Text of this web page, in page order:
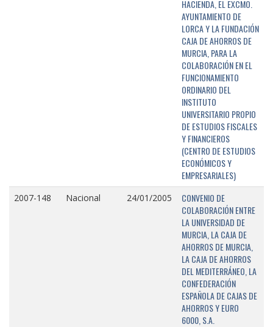
HACIENDA, EL EXCMO.
AYUNTAMIENTO DE
LORCA Y LA FUNDACIÓN
CAJA DE AHORROS DE
MURCIA, PARA LA
COLABORACIÓN EN EL
FUNCIONAMIENTO
ORDINARIO DEL
INSTITUTO
UNIVERSITARIO PROPIO
DE ESTUDIOS FISCALES
Y FINANCIEROS
(CENTRO DE ESTUDIOS
ECONÓMICOS Y
EMPRESARIALES)
2007-148 Nacional 24/01/2005
CONVENIO DE
COLABORACIÓN ENTRE
LA UNIVERSIDAD DE
MURCIA, LA CAJA DE
AHORROS DE MURCIA,
LA CAJA DE AHORROS
DEL MEDITERRÁNEO, LA
CONFEDERACIÓN
ESPAÑOLA DE CAJAS DE
AHORROS Y EURO
6000, S.A.